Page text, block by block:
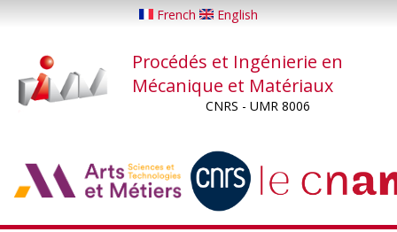
principal
French English
Procédés et Ingénierie en
Mécanique et Matériaux
CNRS - UMR 8006